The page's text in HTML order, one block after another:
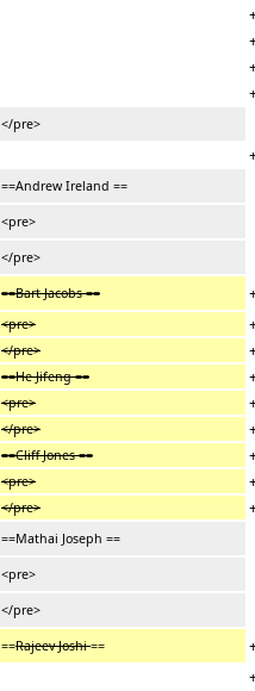
</pre>
==Andrew Ireland ==
<pre>
</pre>
==Bart Jacobs ==
<pre>
</pre>
==He Jifeng ==
<pre>
</pre>
==Cliff Jones ==
<pre>
</pre>
==Mathai Joseph ==
<pre>
</pre>
==Rajeev Joshi==